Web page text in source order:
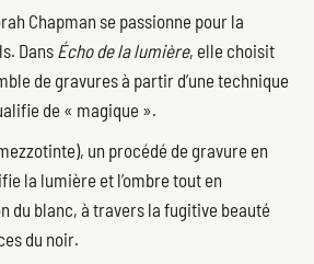
Chapman se passionne pour la
Dans Écho de la lumière, elle choisit
de gravures à partir d’une technique
de « magique ».
un procédé de gravure en
la lumière et l’ombre tout en
du blanc, à travers la fugitive beauté
du noir.